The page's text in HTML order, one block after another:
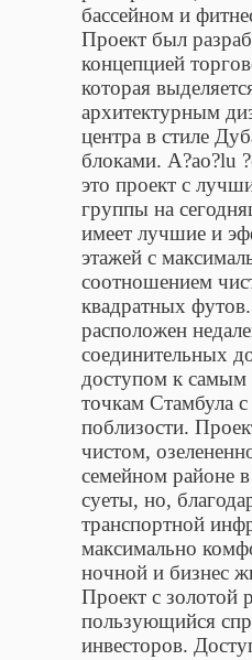
бассейном и
Проект был
концепцией
которая
архитектурным
центра в стиле
блоками. A?ao?lu
это проект с
группы на
имеет лучшие и
этажей с
соотношением
квадратных
расположен
соединительных
доступом к самым
точкам Стамбула
поблизости.
чистом,
семейном районе
суеты, но,
транспортной
максимально
ночной и бизнес
Проект с золотой
пользующийся
инвесторов.